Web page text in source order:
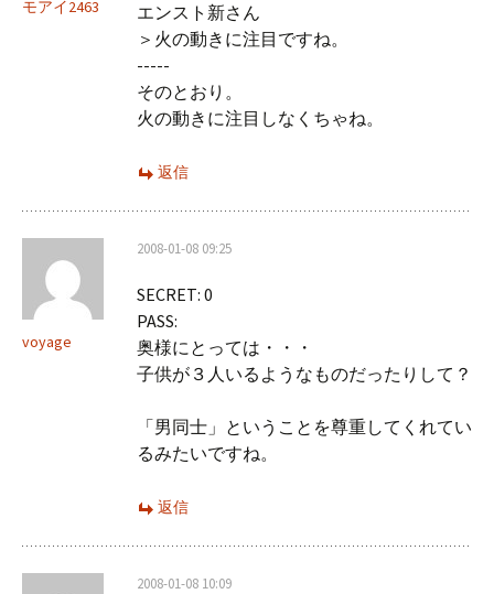
モアイ2463
エンスト新さん
＞火の動きに注目ですね。
-----
そのとおり。
火の動きに注目しなくちゃね。
返信
voyage
2008-01-08 09:25
SECRET: 0
PASS:
奥様にとっては・・・
子供が３人いるようなものだったりして？
「男同士」ということを尊重してくれてい
るみたいですね。
返信
2008-01-08 10:09